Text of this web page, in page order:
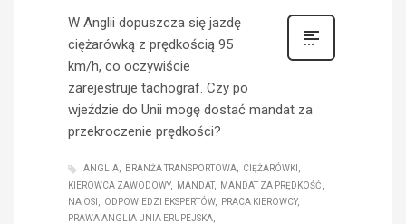
W Anglii dopuszcza się jazdę
ciężarówką z prędkością 95
km/h, co oczywiście
zarejestruje tachograf. Czy po
wjeździe do Unii mogę dostać mandat za
przekroczenie prędkości?
ANGLIA BRANŻA TRANSPORTOWA
CIĘŻARÓWKI
KIEROWCA ZAWODOWY
MANDAT
MANDAT ZA PRĘDKOŚĆ
NA OSI
ODPOWIEDZI EKSPERTÓW
PRACA KIEROWCY
PRAWA ANGLIA UNIA ERUPEJSKA